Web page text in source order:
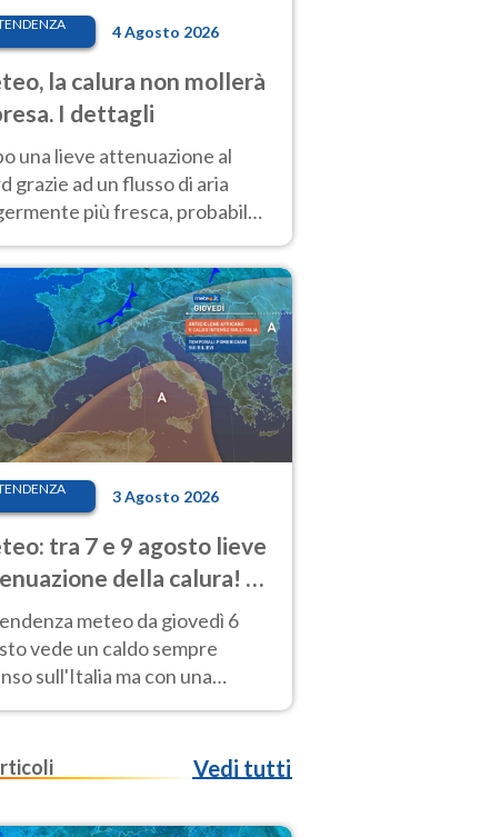
4 Agosto 2026
la calura non mollerà
I dettagli
una lieve attenuazione al
grazie ad un flusso di aria
più fresca, probabile
entro Ferragosto
3 Agosto 2026
tra 7 e 9 agosto lieve
della calura! Al
rischio temporali
meteo da giovedì 6
vede un caldo sempre
sull'Italia ma con una
e lieve attenuazione tra il 7
Vedi tutti